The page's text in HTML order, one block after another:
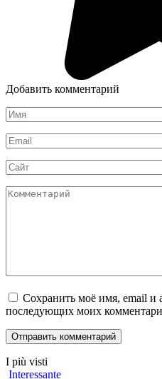
Добавить комментарий
Имя
*
Email
*
Сайт
Комментарий
Сохранить моё имя, email и
последующих моих
I più visti
Interessante